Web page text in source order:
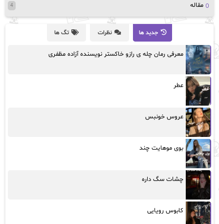
مقاله 4
جدید ها نظرات تگ ها
معرفی رمان چله ی رازو خاکستر نویسنده آزاده مظفری
عطر
عروس خونبس
بوی موهایت چند
چشات سگ داره
کابوس رویایی